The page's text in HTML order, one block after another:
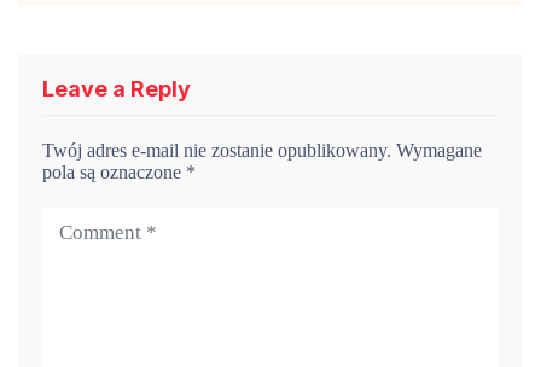
Leave a Reply
Twój adres e-mail nie zostanie opublikowany. Wymagane
pola są oznaczone *